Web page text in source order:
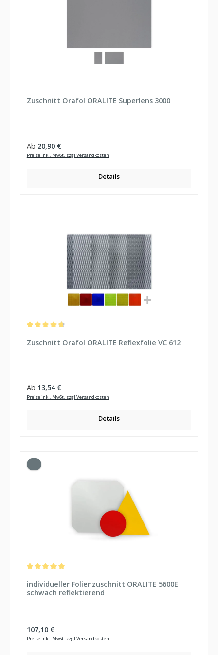
Zuschnitt Orafol ORALITE Superlens 3000
Regulärer Preis:
Ab 20,90 €
Preise inkl. MwSt. zzgl Versandkosten
Details
Zuschnitt Orafol ORALITE Reflexfolie VC 612
Regulärer Preis:
Ab 13,54 €
Preise inkl. MwSt. zzgl Versandkosten
Details
individueller Folienzuschnitt ORALITE 5600E
schwach reflektierend
Regulärer Preis:
107,10 €
Preise inkl. MwSt. zzgl Versandkosten